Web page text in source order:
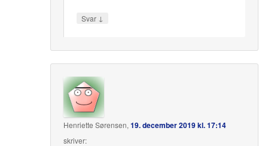
Svar ↓
Henriette Sørensen,19. december 2019 kl. 17:14
skriver: